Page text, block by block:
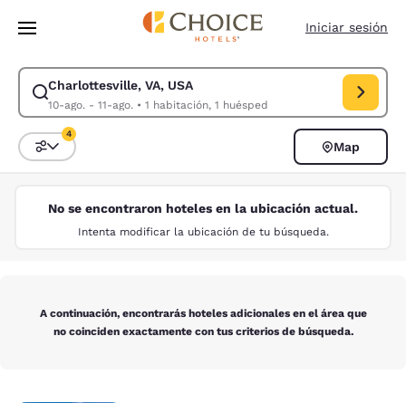
Pasar A Contenido Principal
Iniciar sesión
Charlottesville, VA, USA
10-ago. - 11-ago.• 1 habitación, 1 huésped
Modificar la búsqueda de Charlottesville, VA, USA. Fecha de check-in
Ordenar y filtrar
4
Map
No se encontraron hoteles en la ubicación actual.
Intenta modificar la ubicación de tu búsqueda.
A continuación, encontrarás hoteles adicionales en el área que
no coinciden exactamente con tus criterios de búsqueda.